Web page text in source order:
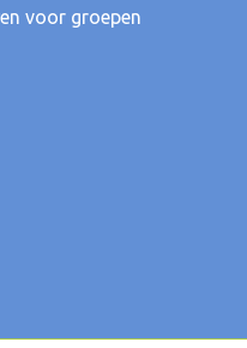
voor groepen